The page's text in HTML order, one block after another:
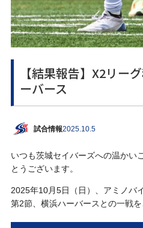
【結果報告】X2リー
ーバース
試合情報2025.10.5
いつも茨城セイバーズへの温かい
とうございます。
2025年10月5日（日）、アミノバ
第2節、横浜ハーバースとの一戦を